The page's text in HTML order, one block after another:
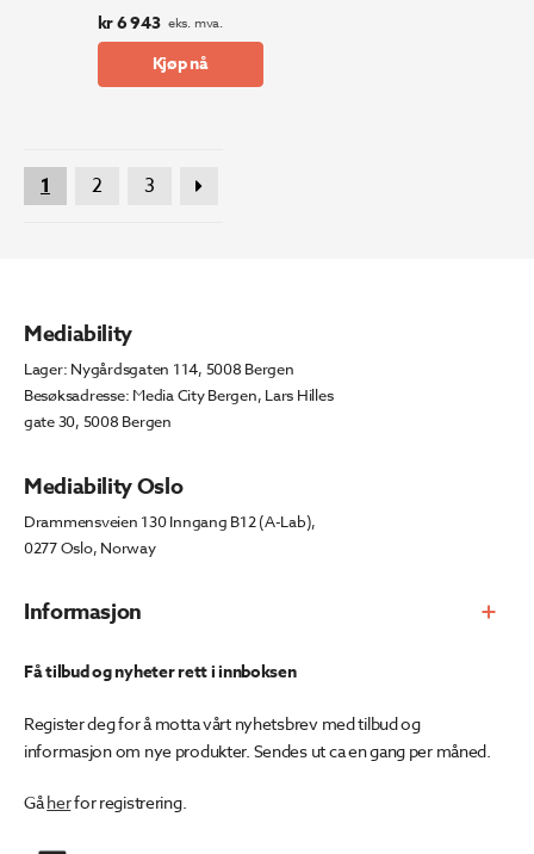
kr6 943 eks. mva.
Kjøp nå
1 2 3
Informasjon
Mediability
Lager: Nygårdsgaten 114, 5008 Bergen
Besøksadresse: Media City Bergen, Lars Hilles
gate 30, 5008 Bergen
Mediability Oslo
Drammensveien 130 Inngang B12 (A-Lab),
0277 Oslo, Norway
Få tilbud og nyheter rett i innboksen
Register deg for å motta vårt nyhetsbrev med tilbud og
informasjon om nye produkter. Sendes ut ca en gang per måned.
Gåherfor registrering.